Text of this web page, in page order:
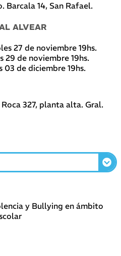
Barcala 14, San Rafael.
ALVEAR
27 de noviembre 19hs.
29 de noviembre 19hs.
03 de diciembre 19hs.
327, planta alta. Gral.
y Bullying en ámbito